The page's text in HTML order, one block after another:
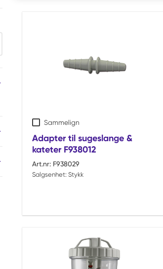
i kategori
Sammelign
Adapter til sugeslange &
kateter F938012
Art.nr: F938029
Salgsenhet: Stykk